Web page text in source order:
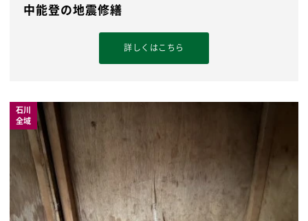
中能登の地震修繕
詳しくはこちら
石川
全域